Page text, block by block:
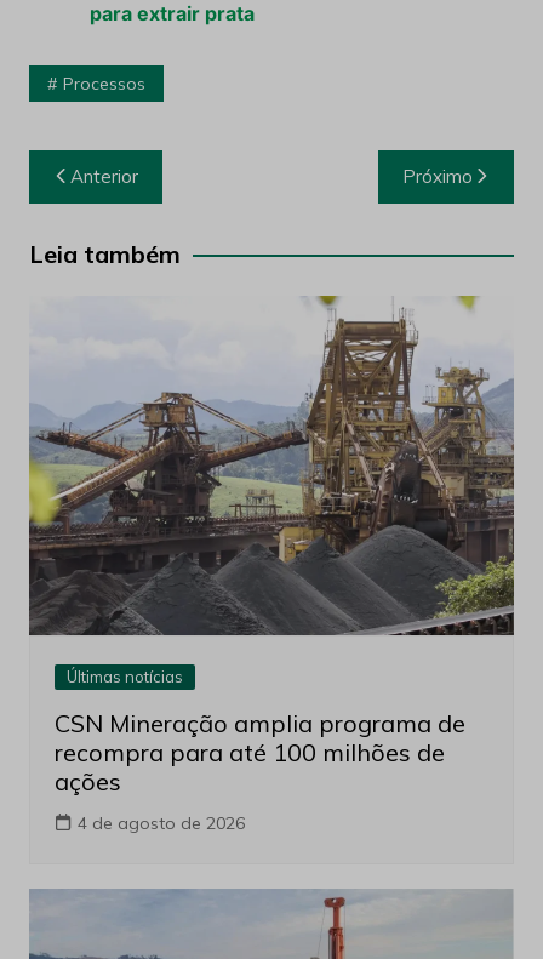
para extrair prata
Processos
Navegação
de
Post
Anterior Próximo
Leia também
Últimas notícias
CSN Mineração amplia programa de
recompra para até 100 milhões de
ações
4 de agosto de 2026